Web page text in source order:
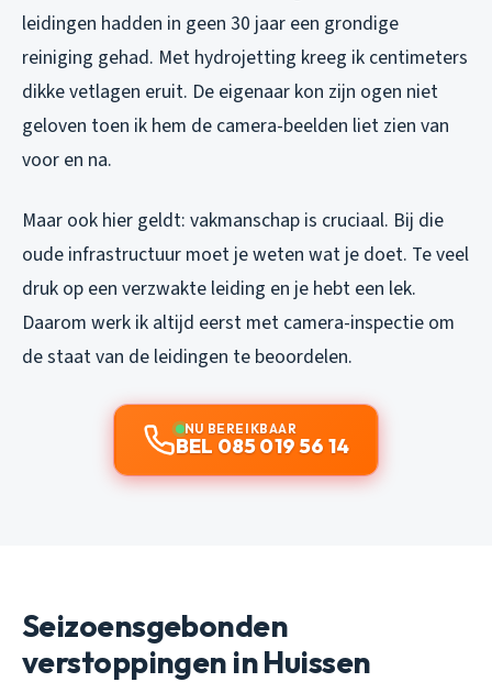
leidingen hadden in geen 30 jaar een grondige
reiniging gehad. Met hydrojetting kreeg ik centimeters
dikke vetlagen eruit. De eigenaar kon zijn ogen niet
geloven toen ik hem de camera-beelden liet zien van
voor en na.
Maar ook hier geldt: vakmanschap is cruciaal. Bij die
oude infrastructuur moet je weten wat je doet. Te veel
druk op een verzwakte leiding en je hebt een lek.
Daarom werk ik altijd eerst met camera-inspectie om
de staat van de leidingen te beoordelen.
NU BEREIKBAAR
BEL 085 019 56 14
Seizoensgebonden
verstoppingen in Huissen